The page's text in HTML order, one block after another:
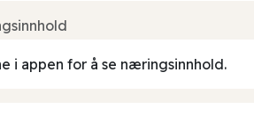
i appen for å se næringsinnhold.